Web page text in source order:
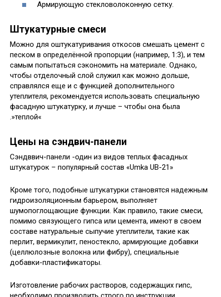
Армирующую стекловолоконную сетку.
Штукатурные смеси
Можно для оштукатуривания откосов смешать цемент с
песком в определённой пропорции (например, 1:3), и тем
самым попытаться сэкономить на материале. Однако,
чтобы отделочный слой служил как можно дольше,
справлялся еще и с функцией дополнительного
утеплителя, рекомендуется использовать специальную
фасадную штукатурку, и лучше – чтобы она была
.»теплой«
Цены на сэндвич-панели
Сэндввич-панели -один из видов теплых фасадных
штукатурок – популярный состав «Umka UB-21»
Кроме того, подобные штукатурки становятся надежным
гидроизоляционным барьером, выполняет
шумопоглощающие функции. Как правило, такие смеси,
помимо связующего гипса или цемента, имеют в своем
составе натуральные сыпучие утеплители, такие как
перлит, вермикулит, пеностекло, армирующие добавки
(целлюлозные волокна или фибру), специальные
добавки-пластификаторы.
Изготовление рабочих растворов, содержащих гипс,